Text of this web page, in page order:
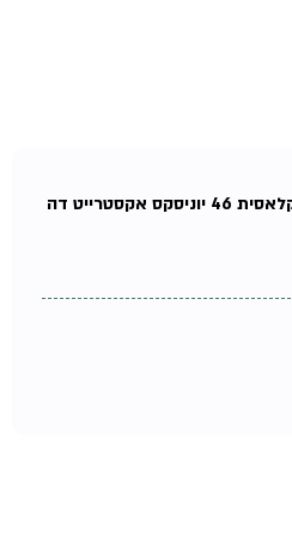
טסטר אינסנס הקולקצייה הקלאסית 46 יוניסקס אקסטרייט דה